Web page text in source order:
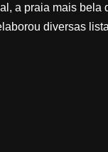
a praia mais
diversas